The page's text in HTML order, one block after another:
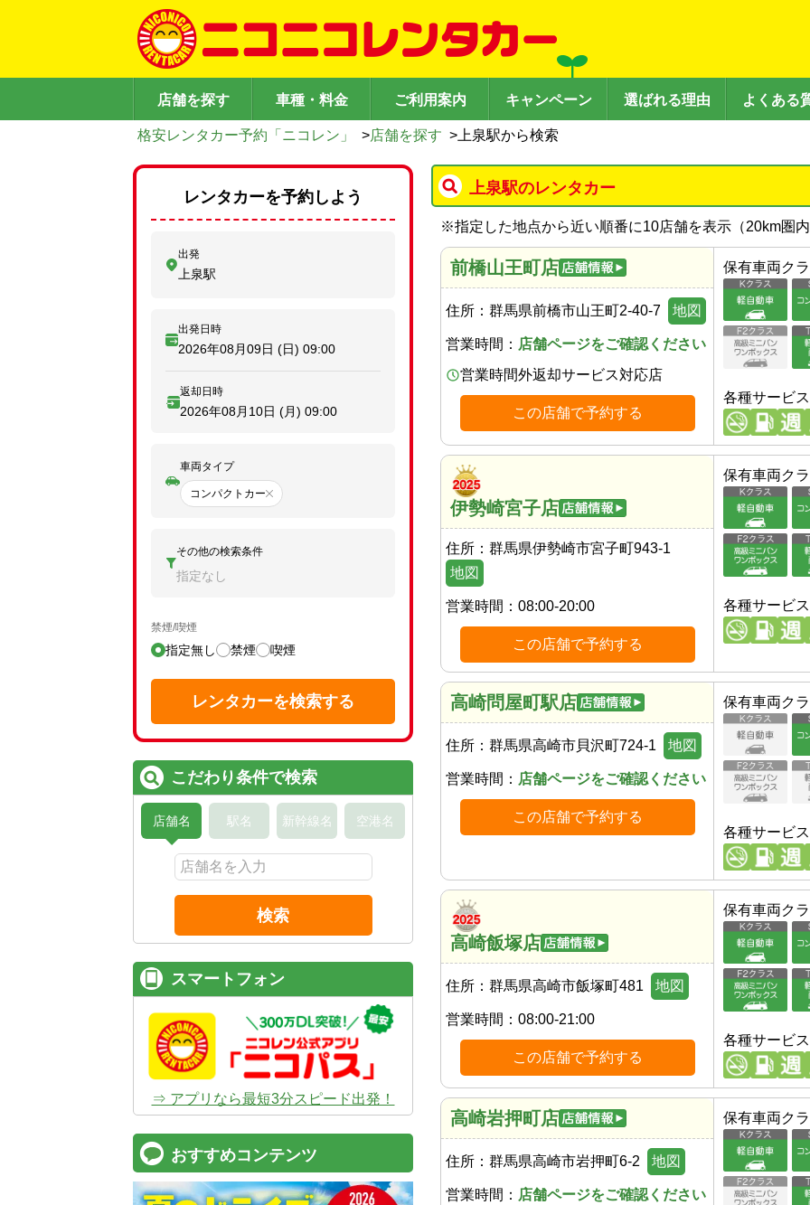
店舗を探す 車種・料金 ご利用案内 キャンペーン 選ばれる理由 よくある
格安レンタカー予約「ニコレン」 >店舗を探す > 上泉駅から検索
上泉駅のレンタカー
※指定した地点から近い順番に10店舗を表示（20km圏
前橋山王町店
住所： 群馬県前橋市山王町2-40-7 地図
営業時間： 店舗ページをご確認ください
営業時間外返却サービス対応店
この店舗で予約する
保有車両ク
各種サービス
伊勢崎宮子店
住所： 群馬県伊勢崎市宮子町943-1
地図
営業時間： 08:00-20:00
この店舗で予約する
保有車両ク
各種サービス
高崎問屋町駅店
住所： 群馬県高崎市貝沢町724-1 地図
営業時間： 店舗ページをご確認ください
この店舗で予約する
保有車両ク
各種サービス
高崎飯塚店
住所： 群馬県高崎市飯塚町481 地図
営業時間： 08:00-21:00
この店舗で予約する
保有車両ク
各種サービス
高崎岩押町店
住所： 群馬県高崎市岩押町6-2 地図
営業時間： 店舗ページをご確認ください
保有車両ク
レンタカーを予約しよう
出発
上泉駅
出発日時
2026年08月09日 (日) 09:00
返却日時
2026年08月10日 (月) 09:00
車両タイプ
コンパクトカー
その他の検索条件
指定なし
禁煙/喫煙
指定無し 禁煙 喫煙
レンタカーを検索する
こだわり条件で検索
店舗名 駅名 新幹線名 空港名
検索
スマートフォン
⇒ アプリなら最短3分スピード出発！
おすすめコンテンツ